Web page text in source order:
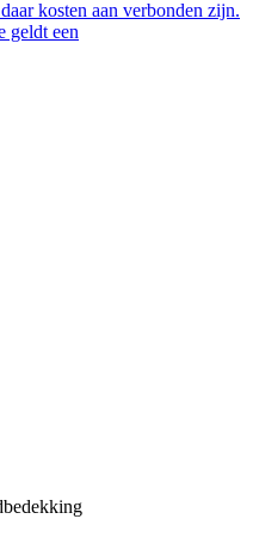
kosten aan verbonden zijn.
geldt een